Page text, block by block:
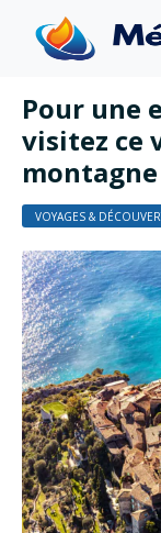
Pour une
visitez ce
montagne
VOYAGES &